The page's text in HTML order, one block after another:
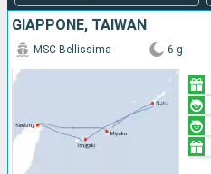
GIAPPONE, TAIWAN
MSC Bellissima 6 g